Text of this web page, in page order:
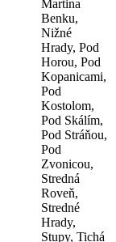
Martina
Benku,
Nižné
Hrady, Pod
Horou, Pod
Kopanicami,
Pod
Kostolom,
Pod Skálím,
Pod Stráňou,
Pod
Zvonicou,
Stredná
Roveň,
Stredné
Hrady,
Stupy, Tichá